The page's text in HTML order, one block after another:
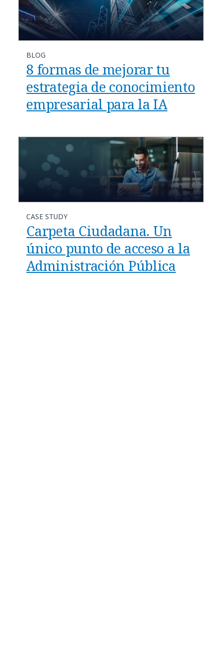
BLOG
8 formas de mejorar tu
estrategia de conocimiento
empresarial para la IA
CASE STUDY
Carpeta Ciudadana. Un
único punto de acceso a la
Administración Pública